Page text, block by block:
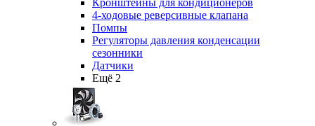
Кронштейны для кондиционеров
4-ходовые реверсивные клапана
Помпы
Регуляторы давления конденсации
сезонники
Датчики
Ещё 2